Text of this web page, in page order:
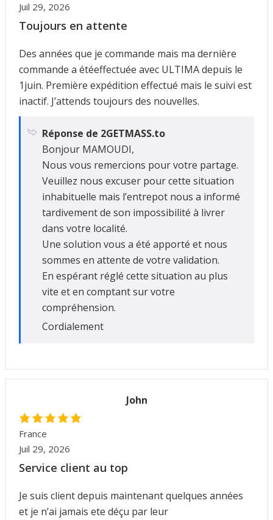
Juil 29, 2026
Toujours en attente
Des années que je commande mais ma dernière
commande a étéeffectuée avec ULTIMA depuis le
1juin. Première expédition effectué mais le suivi est
inactif. J’attends toujours des nouvelles.
Réponse de 2GETMASS.to
Bonjour MAMOUDI,
Nous vous remercions pour votre partage.
Veuillez nous excuser pour cette situation
inhabituelle mais l’entrepot nous a informé
tardivement de son impossibilité à livrer
dans votre localité.
Une solution vous a été apporté et nous
sommes en attente de votre validation.
En espérant réglé cette situation au plus
vite et en comptant sur votre
compréhension.
Cordialement
John
France
Juil 29, 2026
Service client au top
Je suis client depuis maintenant quelques années
et je n’ai jamais ete déçu par leur